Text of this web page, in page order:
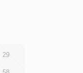
29